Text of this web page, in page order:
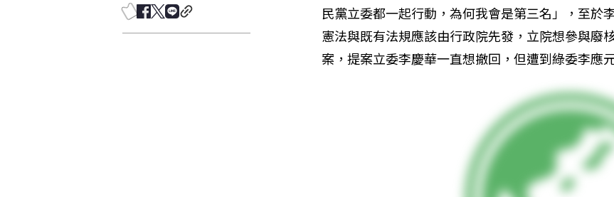
民黨立委都一起行動，為何我會是第三名」，至於
憲法與既有法規應該由行政院先發，立院想參與廢
案，提案立委李慶華一直想撤回，但遭到綠委李應